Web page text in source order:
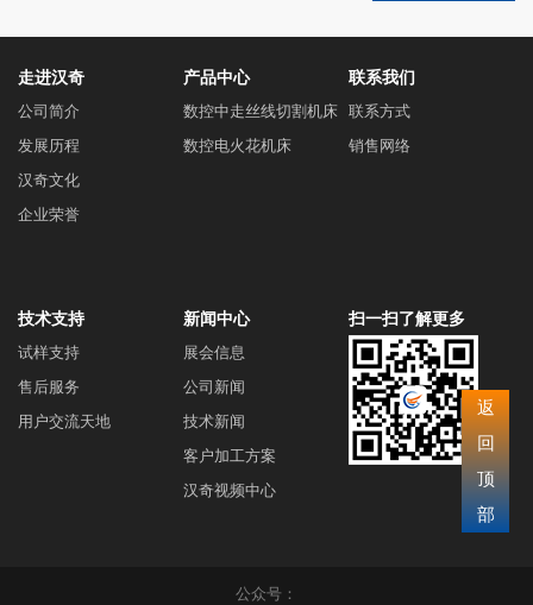
走进汉奇
公司简介
发展历程
汉奇文化
企业荣誉
产品中心
数控中走丝线切割机床
数控电火花机床
联系我们
联系方式
销售网络
技术支持
试样支持
售后服务
用户交流天地
新闻中心
展会信息
公司新闻
技术新闻
客户加工方案
汉奇视频中心
扫一扫了解更多
公众号：
返
回
顶
部